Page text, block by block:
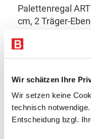
Wir schätzen Ihre
Wir setzen keine
technisch
Entscheidung bzgl.
Palettenregal
cm, 2 Träger-
207 x